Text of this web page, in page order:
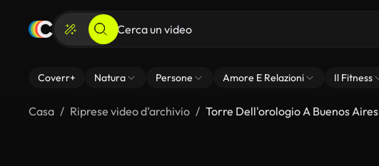
Coverr+ Natura Persone Amore E Relazioni Il Fitness
Casa Riprese video d’archivio Torre Dell'orologio A Buenos Aires